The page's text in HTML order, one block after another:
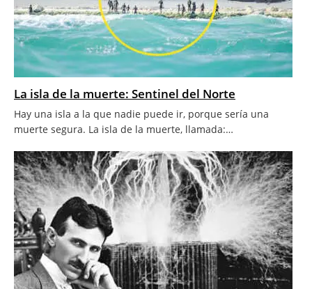
La isla de la muerte: Sentinel del Norte
Hay una isla a la que nadie puede ir, porque sería una
muerte segura. La isla de la muerte, llamada:…